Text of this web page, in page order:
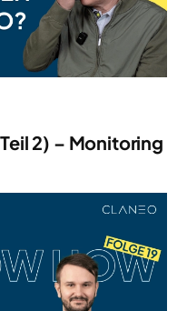
2) – Monitoring